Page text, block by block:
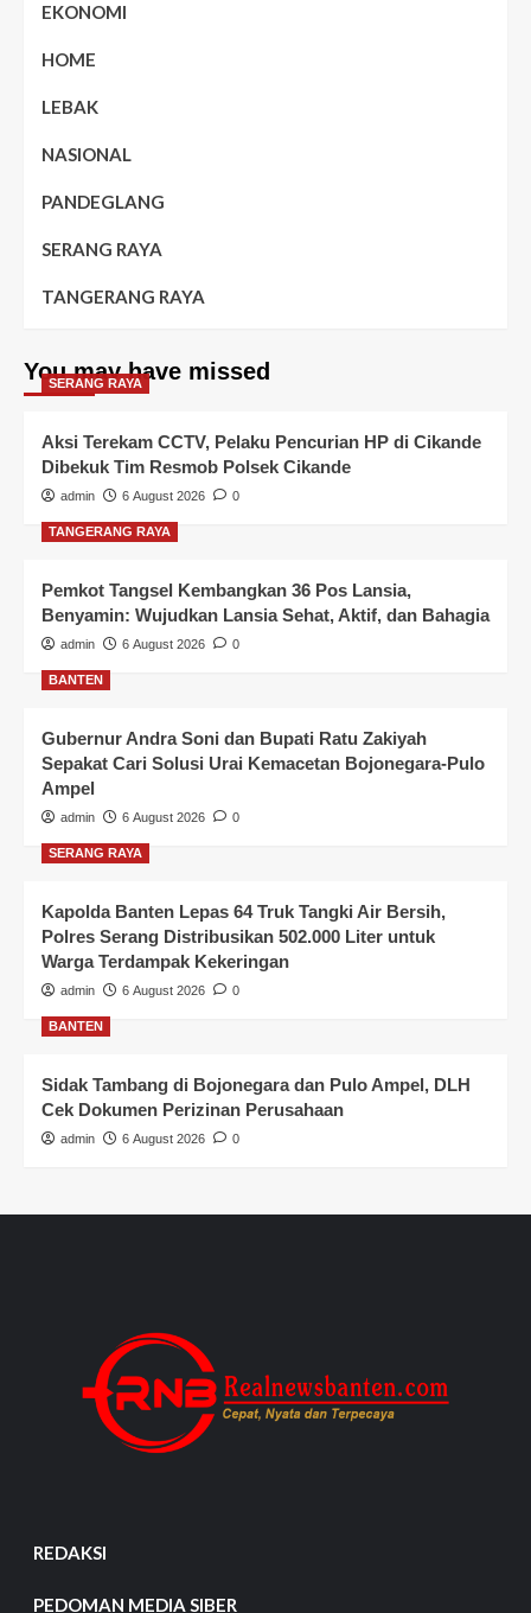
EKONOMI
HOME
LEBAK
NASIONAL
PANDEGLANG
SERANG RAYA
TANGERANG RAYA
You may have missed
SERANG RAYA
Aksi Terekam CCTV, Pelaku Pencurian HP di Cikande
Dibekuk Tim Resmob Polsek Cikande
admin 6 August 2026 0
TANGERANG RAYA
Pemkot Tangsel Kembangkan 36 Pos Lansia,
Benyamin: Wujudkan Lansia Sehat, Aktif, dan Bahagia
admin 6 August 2026 0
BANTEN
Gubernur Andra Soni dan Bupati Ratu Zakiyah
Sepakat Cari Solusi Urai Kemacetan Bojonegara-Pulo
Ampel
admin 6 August 2026 0
SERANG RAYA
Kapolda Banten Lepas 64 Truk Tangki Air Bersih,
Polres Serang Distribusikan 502.000 Liter untuk
Warga Terdampak Kekeringan
admin 6 August 2026 0
BANTEN
Sidak Tambang di Bojonegara dan Pulo Ampel, DLH
Cek Dokumen Perizinan Perusahaan
admin 6 August 2026 0
REDAKSI
PEDOMAN MEDIA SIBER